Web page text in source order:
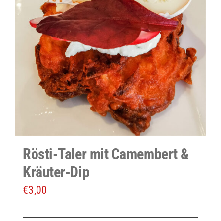
Rösti-Taler mit Camembert &
Kräuter-Dip
€3,00